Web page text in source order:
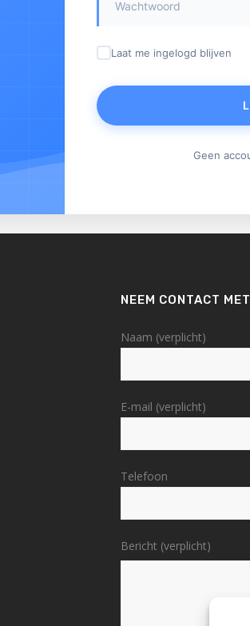
Laat me ingelogd blijven
Geen
NEEM CONTACT
Naam (verplicht)
E-mail (verplicht)
Telefoon
Bericht (verplicht)